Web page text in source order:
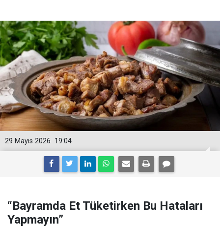
19:04
29 Mayıs 2026
“Bayramda Et Tüketirken Bu Hataları
Yapmayın”